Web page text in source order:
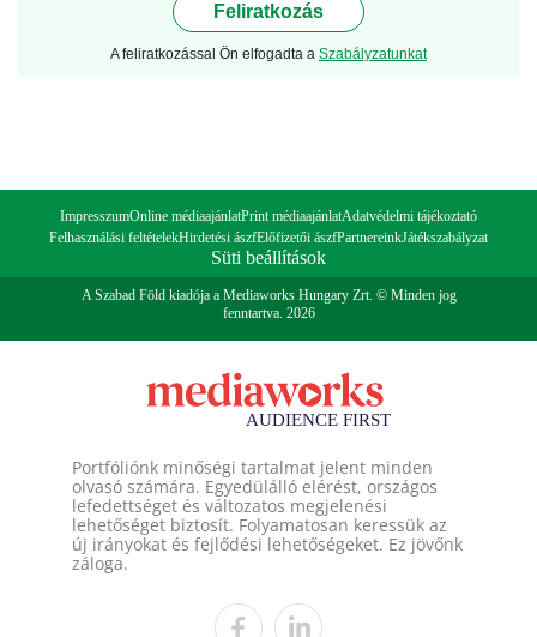
Feliratkozás
A feliratkozással Ön elfogadta a Szabályzatunkat
ImpresszumOnline médiaajánlatPrint médiaajánlatAdatvédelmi tájékoztató
Felhasználási feltételekHirdetési ászfElőfizetői ászfPartnereinkJátékszabályzat
Süti beállítások
A Szabad Föld kiadója a Mediaworks Hungary Zrt. © Minden jog
fenntartva. 2026
Portfóliónk minőségi tartalmat jelent minden
olvasó számára. Egyedülálló elérést, országos
lefedettséget és változatos megjelenési
lehetőséget biztosít. Folyamatosan keressük az
új irányokat és fejlődési lehetőségeket. Ez jövőnk
záloga.